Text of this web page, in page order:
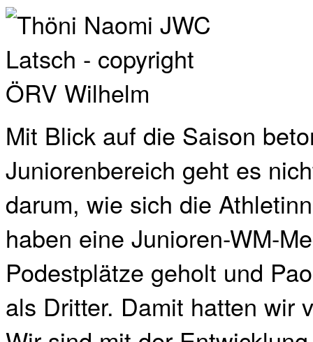
Mit Blick auf die Saison
Juniorenbereich geht es
darum, wie sich die
haben eine Junioren-WM-
Podestplätze geholt und
als Dritter. Damit hatten wir